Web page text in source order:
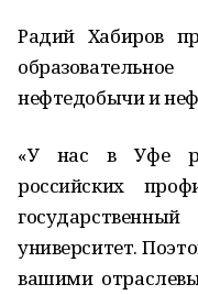
Радий Хабиров
нефтедобычи и
«У нас в Уфе
российских
университет.
вашими